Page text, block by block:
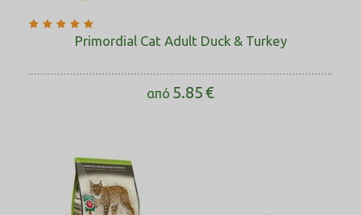
Primordial Cat Adult Duck & Turkey
από 5.85€